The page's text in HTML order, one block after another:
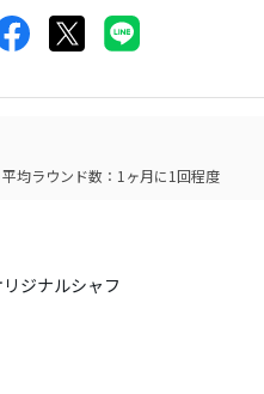
平均ラウンド数：1ヶ月に1回程度
ジナルシャフ